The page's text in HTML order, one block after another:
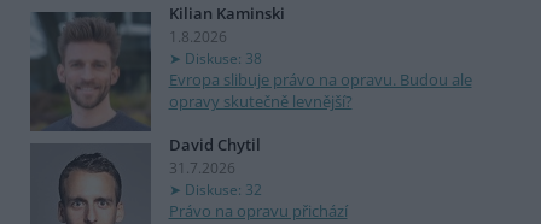
Kilian Kaminski
1.8.2026
Diskuse: 38
Evropa slibuje právo na opravu. Budou ale
opravy skutečně levnější?
David Chytil
31.7.2026
Diskuse: 32
Právo na opravu přichází